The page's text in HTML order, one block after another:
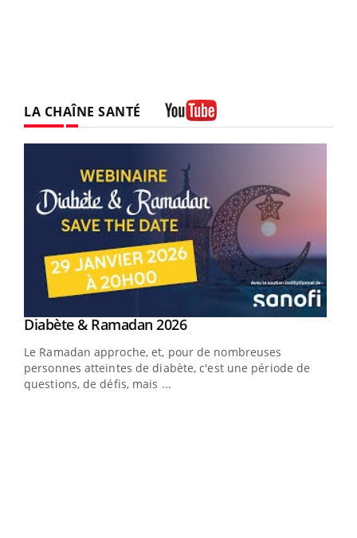
LA CHAÎNE SANTÉ
Youtube
Diabète & Ramadan 2026Youtube
Le Ramadan approche, et, pour de nombreuses
personnes atteintes de diabète, c'est une période de
questions, de défis, mais ...